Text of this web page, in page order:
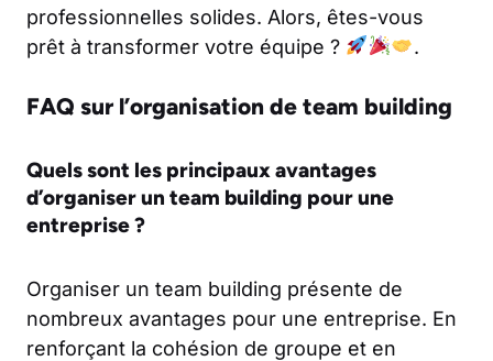
professionnelles solides. Alors, êtes-vous
prêt à transformer votre équipe ?
.
FAQ sur l’organisation de team building
Quels sont les principaux avantages
d’organiser un team building pour une
entreprise ?
Organiser un team building présente de
nombreux avantages pour une entreprise. En
renforçant la cohésion de groupe et en